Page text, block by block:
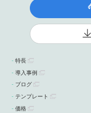
特長
導入事例
ブログ
テンプレート
価格